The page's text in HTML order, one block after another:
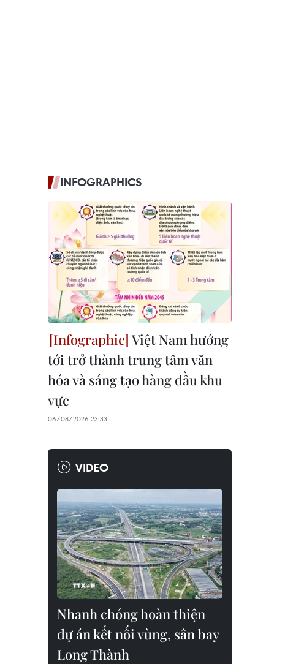
INFOGRAPHICS
Việt Nam hướng
tới trở thành trung tâm văn
hóa và sáng tạo hàng đầu khu
vực
06/08/2026 23:33
VIDEO
Nhanh chóng hoàn thiện
dự án kết nối vùng, sân bay
Long Thành